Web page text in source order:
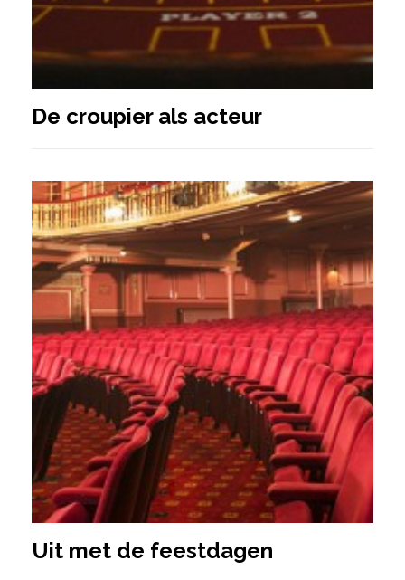
De croupier als acteur
Uit met de feestdagen